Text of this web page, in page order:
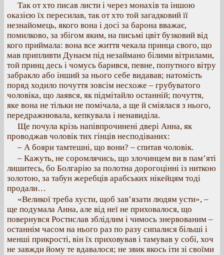
Так от хто писав листи і через монахів та іншою
оказією їх пересилав, так от хто той загадковий її
незнайомець, якого вона і досі за барона вважає,
помилково, за збігом яким, на письмі цвіт бузковий від
кого приймала: вона все життя чекала принца свого, що
мав припливти Дунаєм під незаймано білими вітрилами,
той принц десь і чомусь барився, певне, попутного вітру
забракло або інший за нього себе видавав; натомість
поряд ходило почуття зовсім несхоже – грубуватого
чоловіка, що лаявся, як підмітайло останній; почуття,
яке вона не тільки не помічала, а ще й сміялася з нього,
передражнювала, кепкувала і ненавиділа.
Ще почула крізь напівпрочинені двері Анна, як
проводжав чоловік тих гінців несподіваних:
– А бояри тамтешні, що вони? – спитав чоловік.
– Кажуть, не соромлячись, що злочинцем ви в пам’яті
лишитесь, бо Болгарію за полотна дорогоцінні із ниткою
золотою, за табун жеребців арабських нікейцям тоді
продали…
«Великої треба хусти, щоб зав’язати людям усти», –
ще подумала Анна, але від неї не приховалося, що
повернувся Ростислав зблідлим і чимось знервованим –
останнім часом на нього раз по разу сипалися більші і
менші прикрості, він їх приховував і тамував у собі, хоч
не завжди йому те вдавалося; не звик якось іти зі своїми